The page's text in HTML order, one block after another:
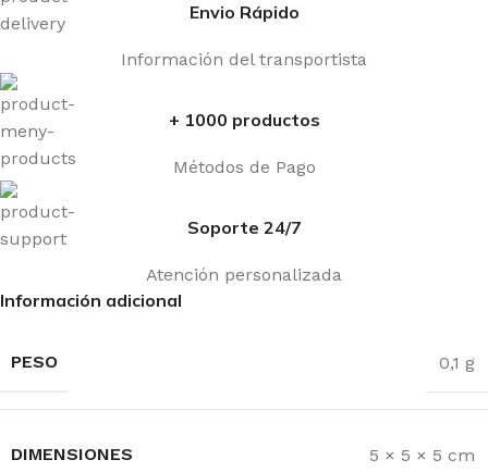
Envio Rápido
Información del transportista
+ 1000 productos
Métodos de Pago
Soporte 24/7
Atención personalizada
Información adicional
PESO 0,1 g
DIMENSIONES 5 × 5 × 5 cm